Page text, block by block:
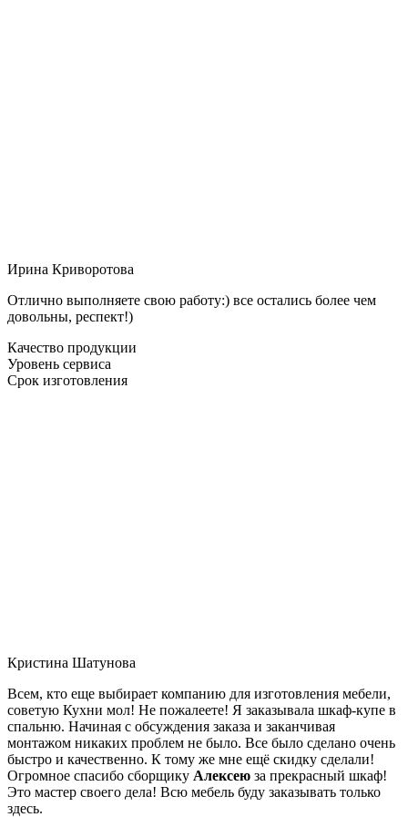
Ирина Криворотова
Отлично выполняете свою работу:) все остались более чем
довольны, респект!)
Качество продукции
Уровень сервиса
Срок изготовления
Кристина Шатунова
Всем, кто еще выбирает компанию для изготовления мебели,
советую Кухни мол! Не пожалеете! Я заказывала шкаф-купе в
спальню. Начиная с обсуждения заказа и заканчивая
монтажом никаких проблем не было. Все было сделано очень
быстро и качественно. К тому же мне ещё скидку сделали!
Огромное спасибо сборщику Алексею за прекрасный шкаф!
Это мастер своего дела! Всю мебель буду заказывать только
здесь.